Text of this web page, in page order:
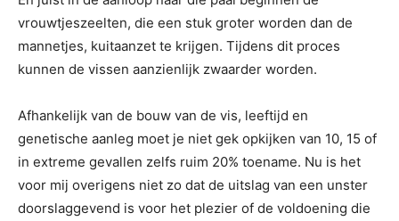
vrouwtjeszeelten, die een stuk groter worden dan de
mannetjes, kuitaanzet te krijgen. Tijdens dit proces
kunnen de vissen aanzienlijk zwaarder worden.
Afhankelijk van de bouw van de vis, leeftijd en
genetische aanleg moet je niet gek opkijken van 10, 15 of
in extreme gevallen zelfs ruim 20% toename. Nu is het
voor mij overigens niet zo dat de uitslag van een unster
doorslaggevend is voor het plezier of de voldoening die